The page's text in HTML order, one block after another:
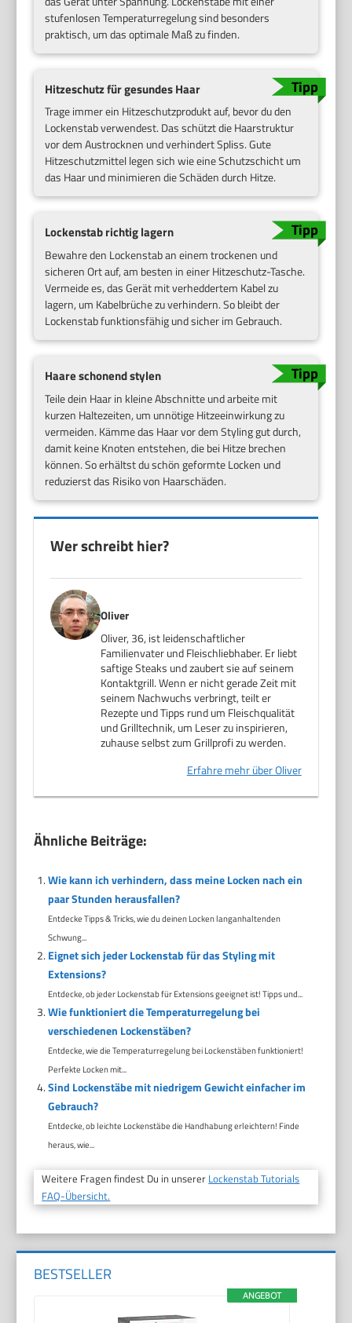
stufenlosen Temperaturregelung sind besonders
praktisch, um das optimale Maß zu finden.
Hitzeschutz für gesundes Haar
Trage immer ein Hitzeschutzprodukt auf, bevor du den
Lockenstab verwendest. Das schützt die Haarstruktur
vor dem Austrocknen und verhindert Spliss. Gute
Hitzeschutzmittel legen sich wie eine Schutzschicht um
das Haar und minimieren die Schäden durch Hitze.
Lockenstab richtig lagern
Bewahre den Lockenstab an einem trockenen und
sicheren Ort auf, am besten in einer Hitzeschutz-Tasche.
Vermeide es, das Gerät mit verheddertem Kabel zu
lagern, um Kabelbrüche zu verhindern. So bleibt der
Lockenstab funktionsfähig und sicher im Gebrauch.
Haare schonend stylen
Teile dein Haar in kleine Abschnitte und arbeite mit
kurzen Haltezeiten, um unnötige Hitzeeinwirkung zu
vermeiden. Kämme das Haar vor dem Styling gut durch,
damit keine Knoten entstehen, die bei Hitze brechen
können. So erhältst du schön geformte Locken und
reduzierst das Risiko von Haarschäden.
Wer schreibt hier?
Oliver
Oliver, 36, ist leidenschaftlicher
Familienvater und Fleischliebhaber. Er liebt
saftige Steaks und zaubert sie auf seinem
Kontaktgrill. Wenn er nicht gerade Zeit mit
seinem Nachwuchs verbringt, teilt er
Rezepte und Tipps rund um Fleischqualität
und Grilltechnik, um Leser zu inspirieren,
zuhause selbst zum Grillprofi zu werden.
Erfahre mehr über Oliver
Ähnliche Beiträge:
Wie kann ich verhindern, dass meine Locken nach ein
paar Stunden herausfallen?
Entdecke Tipps & Tricks, wie du deinen Locken langanhaltenden
Schwung...
Eignet sich jeder Lockenstab für das Styling mit
Extensions?
Entdecke, ob jeder Lockenstab für Extensions geeignet ist! Tipps und...
Wie funktioniert die Temperaturregelung bei
verschiedenen Lockenstäben?
Entdecke, wie die Temperaturregelung bei Lockenstäben funktioniert!
Perfekte Locken mit...
Sind Lockenstäbe mit niedrigem Gewicht einfacher im
Gebrauch?
Entdecke, ob leichte Lockenstäbe die Handhabung erleichtern! Finde
heraus, wie...
Weitere Fragen findest Du in unserer Lockenstab Tutorials
FAQ-Übersicht.
BESTSELLER
ANGEBOT